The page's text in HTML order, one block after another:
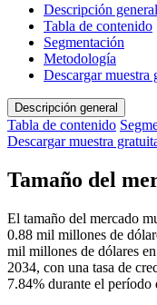
Descripción general
Tabla de contenido
Segmentación
Metodología
Descargar muestra
Descripción general
Tabla de contenido
Descargar muestra
Tamaño del
El tamaño del mercado
0.88 mil millones de
mil millones de dólares
2034, con una tasa de
7.84% durante el